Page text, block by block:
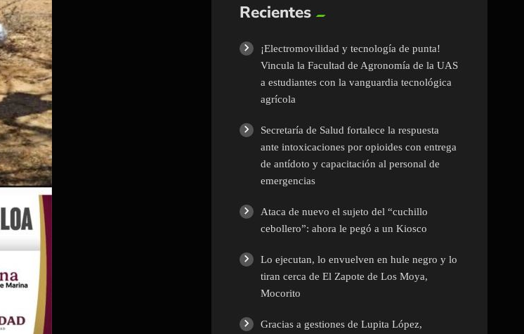
Recientes
¡Electromovilidad y tecnología de punta!
Vincula la Facultad de Agronomía de la UAS
a estudiantes con la vanguardia tecnológica
agrícola
Secretaría de Salud fortalece la respuesta
ante intoxicaciones por opioides con entrega
de antídoto y capacitación al personal de
emergencias
Ataca de nuevo el sujeto del “cuchillo
cebollero”: ahora le pegó a un Kiosco
Lo ejecutan, lo envuelven en hule negro y lo
tiran cerca de El Zapote de Los Moya,
Mocorito
Gracias a gestiones de Lupita López,